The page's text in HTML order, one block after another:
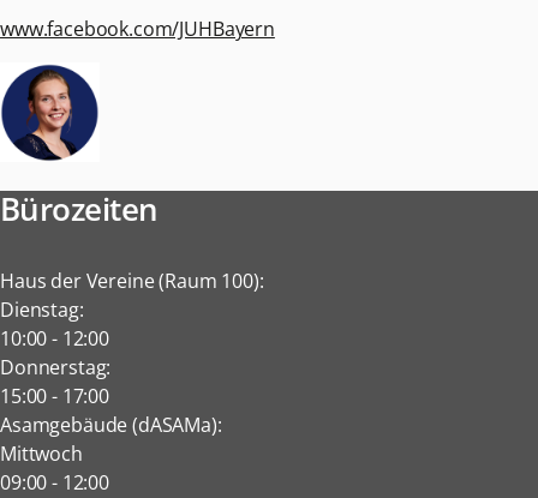
www.facebook.com/JUHBayern
Bürozeiten
Haus der Vereine (Raum 100):
Dienstag:
10:00- 12:00
Donnerstag:
15:00- 17:00
Asamgebäude (dASAMa):
Mittwoch
09:00- 12:00